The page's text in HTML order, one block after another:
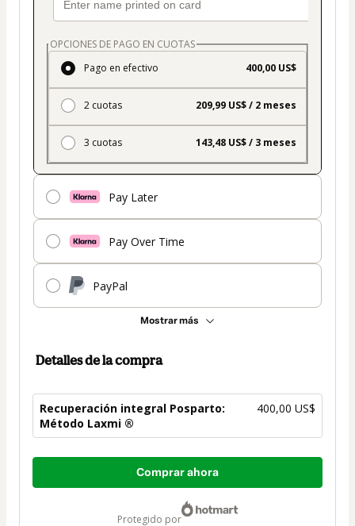
OPCIONES DE PAGO EN CUOTAS
Pago en efectivo
400,00 US$
2 cuotas 209,99 US$ / 2 meses
3 cuotas 143,48 US$ / 3 meses
Pay Later
Pay Over Time
PayPal
Mostrar más
Detalles de la compra
Recuperación integral Posparto:
Método Laxmi ®
400,00 US$
Total
Comprar ahora
protegido por